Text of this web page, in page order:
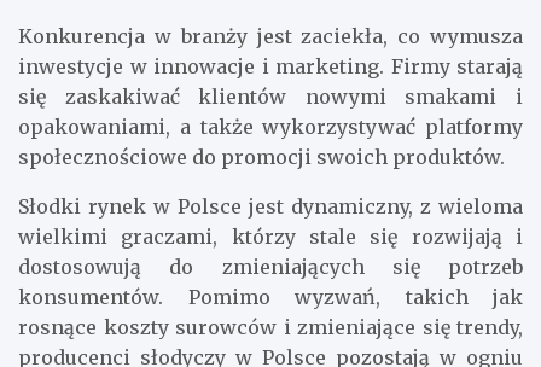
Konkurencja w branży jest zaciekła, co wymusza
inwestycje w innowacje i marketing. Firmy starają
się zaskakiwać klientów nowymi smakami i
opakowaniami, a także wykorzystywać platformy
społecznościowe do promocji swoich produktów.
Słodki rynek w Polsce jest dynamiczny, z wieloma
wielkimi graczami, którzy stale się rozwijają i
dostosowują do zmieniających się potrzeb
konsumentów. Pomimo wyzwań, takich jak
rosnące koszty surowców i zmieniające się trendy,
producenci słodyczy w Polsce pozostają w ogniu